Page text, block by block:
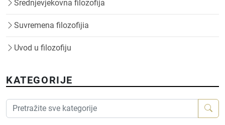
Srednjevjekovna filozofija
Suvremena filozofijia
Uvod u filozofiju
KATEGORIJE